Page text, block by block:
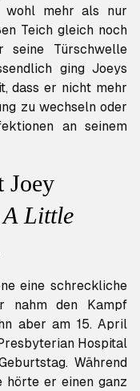
wohl mehr als nur
Teich gleich noch
seine Türschwelle
ging Joeys
dass er nicht mehr
zu wechseln oder
an seinem
Joey
Little
eine schreckliche
nahm den Kampf
aber am 15. April
Hospital
Während
hörte er einen ganz